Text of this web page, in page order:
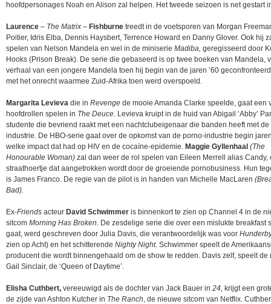
hoofdpersonages Noah en Alison zal helpen. Het tweede seizoen is net gestart
Laurence – The Matrix – Fishburne treedt in de voetsporen van Morgan
Poitier, Idris Elba, Dennis Haysbert, Terrence Howard en Danny Glover. Ook hij
spelen van Nelson Mandela en wel in de miniserie Madiba, geregisseerd door
Hooks (Prison Break). De serie die gebaseerd is op twee boeken van Mandela,
verhaal van een jongere Mandela toen hij begin van de jaren ’60
met het onrecht waarmee Zuid-Afrika toen werd overspoeld.
Margarita Levieva die in Revenge de mooie Amanda Clarke speelde, gaat een
hoofdrollen spelen in The Deuce. Levieva kruipt in de huid van Abigail ‘Abby’
studente die bevriend raakt met een nachtclubeigenaar die banden heeft met de
industrie. De HBO-serie gaat over de opkomst van de porno-industrie begin
welke impact dat had op HIV en de cocaïne-epidemie. Maggie Gyllenhaal (The
Honourable Woman) zal dan weer de rol spelen van Eileen Merrell alias Candy,
straathoertje dat aangetrokken wordt door de groeiende pornobusiness. Hun
is James Franco. De regie van de pilot is in handen van Michelle MacLaren
Bad).
Ex-Friends acteur David Schwimmer is binnenkort te zien op Channel 4 in de
sitcom Morning Has Broken. De zesdelige serie die over een mislukte breakfast
gaat, werd geschreven door Julia Davis, die verantwoordelijk was voor
zien op Acht) en het schitterende Nighty Night. Schwimmer speelt de
producent die wordt binnengehaald om de show te redden. Davis zelf, speelt de
Gail Sinclair, de ‘Queen of Daytime’.
Elisha Cuthbert, vereeuwigd als de dochter van Jack Bauer in 24, krijgt een
de zijde van Ashton Kutcher in The Ranch, de nieuwe sitcom van Netflix.